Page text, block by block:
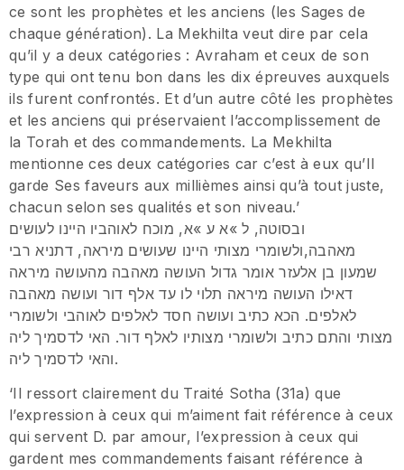
ce sont les prophètes et les anciens (les Sages de
chaque génération). La Mekhilta veut dire par cela
qu’il y a deux catégories : Avraham et ceux de son
type qui ont tenu bon dans les dix épreuves auxquels
ils furent confrontés. Et d’un autre côté les prophètes
et les anciens qui préservaient l’accomplissement de
la Torah et des commandements. La Mekhilta
mentionne ces deux catégories car c’est à eux qu’Il
garde Ses faveurs aux millièmes ainsi qu’à tout juste,
chacun selon ses qualités et son niveau.’
ובסוטה, ל »א ע »א, מוכח לאוהביו היינו לעושים
מאהבה,ולשומרי מצותי היינו שעושים מיראה, דתניא רבי
שמעון בן אלעזר אומר גדול העושה מאהבה מהעושה מיראה
דאילו העושה מיראה תלוי לו עד אלף דור ועושה מאהבה
לאלפים. הכא כתיב ועושה חסד לאלפים לאוהבי ולשומרי
מצותי והתם כתיב ולשומרי מצותיו לאלף דור. האי לדסמיך ליה
והאי לדסמיך ליה.
‘Il ressort clairement du Traité Sotha (31a) que
l’expression à ceux qui m’aiment fait référence à ceux
qui servent D. par amour, l’expression à ceux qui
gardent mes commandements faisant référence à